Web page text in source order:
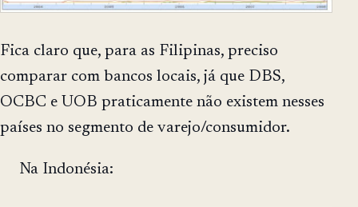
Fica claro que, para as Filipinas, preciso
comparar com bancos locais, já que DBS,
OCBC e UOB praticamente não existem nesses
países no segmento de varejo/consumidor.
Na Indonésia: